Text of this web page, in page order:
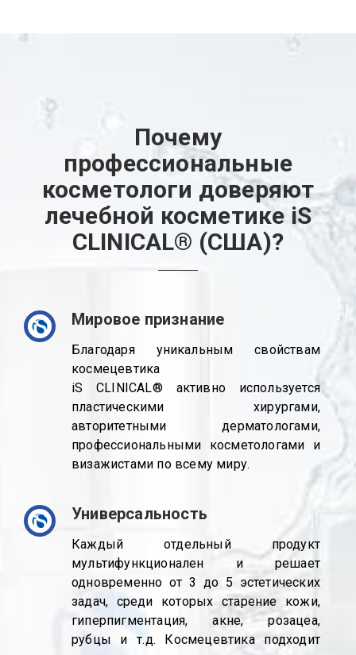
Почему
профессиональные
косметологи доверяют
лечебной косметике iS
CLINICAL® (США)?
Мировое признание
Благодаря уникальным свойствам
космецевтика
iS CLINICAL® активно используется
пластическими хирургами,
авторитетными дерматологами,
профессиональными косметологами и
визажистами по всему миру.
Универсальность
Каждый отдельный продукт
мультифункционален и решает
одновременно от 3 до 5 эстетических
задач, среди которых старение кожи,
гиперпигментация, акне, розацеа,
рубцы и т.д. Космецевтика подходит